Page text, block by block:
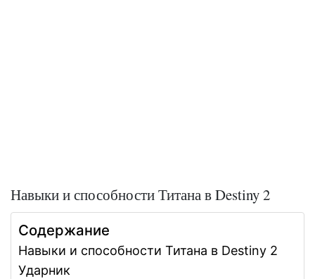
Навыки и способности Титана в Destiny 2
Содержание
Навыки и способности Титана в Destiny 2
Ударник